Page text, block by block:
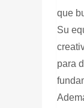
que
Su
para